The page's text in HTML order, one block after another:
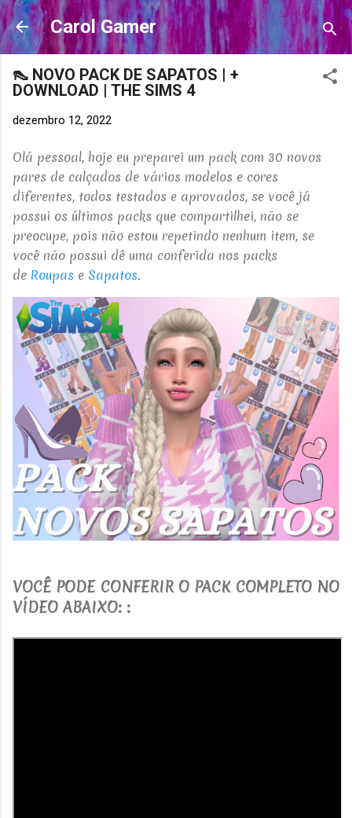
Pular para o conteúdo principal
Carol Gamer
👠 NOVO PACK DE SAPATOS | +
DOWNLOAD | THE SIMS 4
dezembro 12, 2022
Olá pessoal, hoje eu preparei um pack com 30 novos
pares de calçados de vários modelos e cores
diferentes, todos testados e aprovados, se você já
possui os últimos packs que compartilhei, não se
preocupe, pois não estou repetindo nenhum item, se
você não possui dê uma conferida nos packs
de Roupas e Sapatos.
VOCÊ PODE CONFERIR O PACK COMPLETO NO
VÍDEO ABAIXO: :